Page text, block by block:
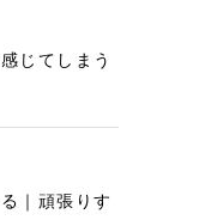
じてしまう
｜頑張りす